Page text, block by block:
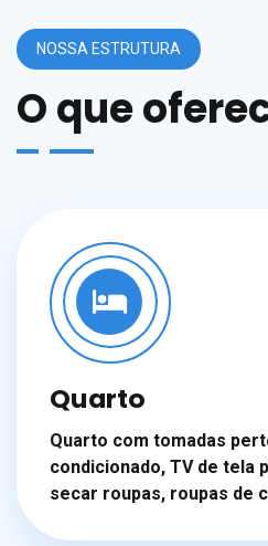
NOSSA ESTRUTURA
O que
Quarto
Quarto com tomadas
condicionado, TV de tela
secar roupas, roupas de